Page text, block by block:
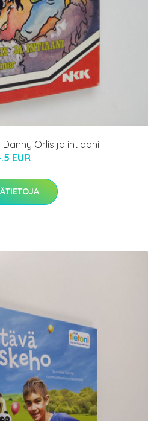
Danny Orlis ja intiaani
EUR